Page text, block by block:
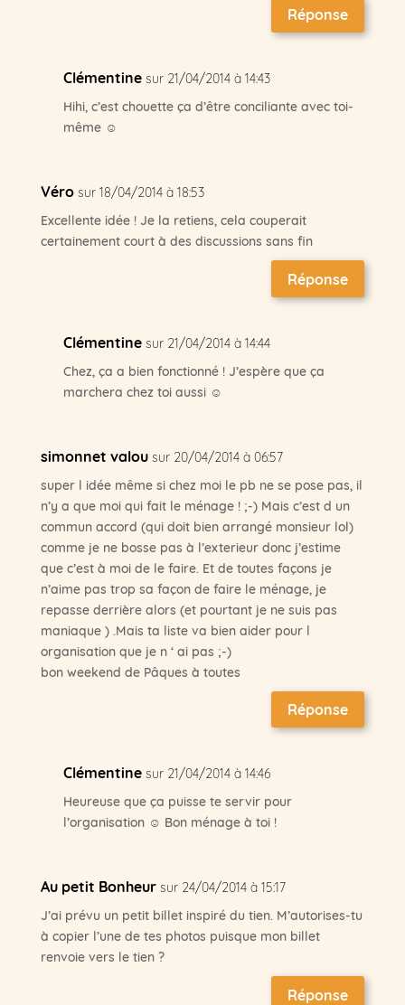
Réponse
Clémentine sur 21/04/2014 à 14:43
Hihi, c’est chouette ça d’être conciliante avec toi-
même ☺
Véro sur 18/04/2014 à 18:53
Excellente idée ! Je la retiens, cela couperait
certainement court à des discussions sans fin
Réponse
Clémentine sur 21/04/2014 à 14:44
Chez, ça a bien fonctionné ! J’espère que ça
marchera chez toi aussi ☺
simonnet valou sur 20/04/2014 à 06:57
super l idée même si chez moi le pb ne se pose pas, il
n’y a que moi qui fait le ménage ! ;-) Mais c’est d un
commun accord (qui doit bien arrangé monsieur lol)
comme je ne bosse pas à l’exterieur donc j’estime
que c’est à moi de le faire. Et de toutes façons je
n’aime pas trop sa façon de faire le ménage, je
repasse derrière alors (et pourtant je ne suis pas
maniaque ) .Mais ta liste va bien aider pour l
organisation que je n ‘ ai pas ;-)
bon weekend de Pâques à toutes
Réponse
Clémentine sur 21/04/2014 à 14:46
Heureuse que ça puisse te servir pour
l’organisation ☺ Bon ménage à toi !
Au petit Bonheur sur 24/04/2014 à 15:17
J’ai prévu un petit billet inspiré du tien. M’autorises-tu
à copier l’une de tes photos puisque mon billet
renvoie vers le tien ?
Réponse